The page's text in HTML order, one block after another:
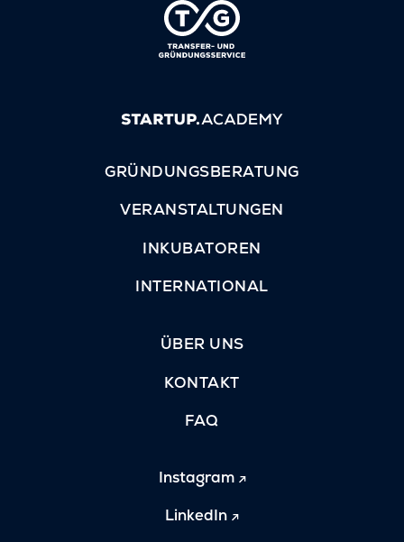
GRÜNDUNGSBERATUNG
VERANSTALTUNGEN
INKUBATOREN
INTERNATIONAL
ÜBER UNS
KONTAKT
FAQ
Instagram
LinkedIn